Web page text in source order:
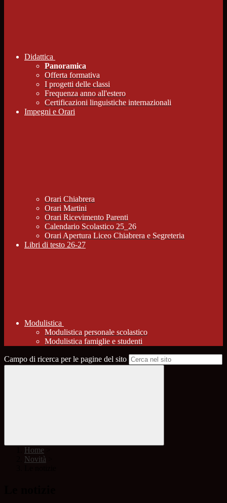
Didattica
Panoramica
Offerta formativa
I progetti delle classi
Frequenza anno all'estero
Certificazioni linguistiche internazionali
Impegni e Orari
Orari Chiabrera
Orari Martini
Orari Ricevimento Parenti
Calendario Scolastico 25_26
Orari Apertura Liceo Chiabrera e Segreteria
Libri di testo 26-27
Modulistica
Modulistica personale scolastico
Modulistica famiglie e studenti
Campo di ricerca per le pagine del sito
Home
Novità